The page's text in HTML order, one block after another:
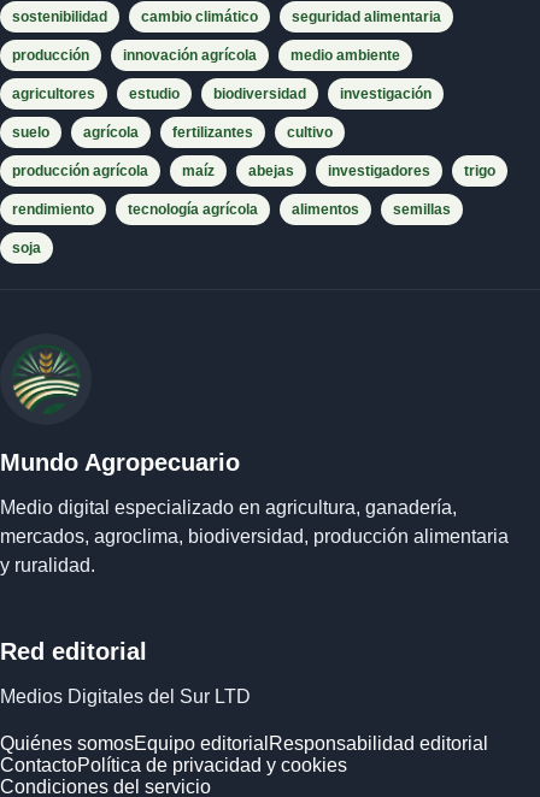
sostenibilidad cambio climático seguridad alimentaria
producción innovación agrícola medio ambiente
agricultores estudio biodiversidad investigación
suelo agrícola fertilizantes cultivo
producción agrícola maíz abejas investigadores trigo
rendimiento tecnología agrícola alimentos semillas
soja
Mundo Agropecuario
Medio digital especializado en agricultura, ganadería,
mercados, agroclima, biodiversidad, producción alimentaria
y ruralidad.
Red editorial
Medios Digitales del Sur LTD
Quiénes somosEquipo editorial Responsabilidad editorial
ContactoPolítica de privacidad y cookies
Condiciones del servicio